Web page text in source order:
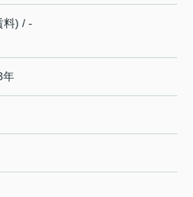
料) / -
年